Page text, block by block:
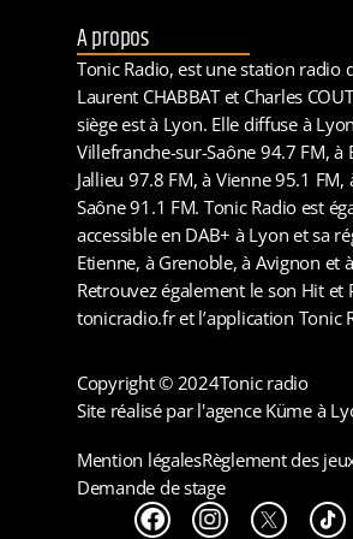
A propos
Tonic Radio, est une station radio
Laurent CHABBAT et Charles
siège est à Lyon. Elle diffuse à
Villefranche-sur-Saône 94.7 FM, à
Jallieu 97.8 FM, à Vienne 95.1 FM,
Saône 91.1 FM. Tonic Radio est
accessible en DAB+ à Lyon et sa
Etienne, à Grenoble, à Avignon et
Retrouvez également le son Hit et
tonicradio.fr et l’application Tonic
Copyright © 2024Tonic radio
Site réalisé par l'agence Küme à
Mention légalesRèglement des
Demande de stage